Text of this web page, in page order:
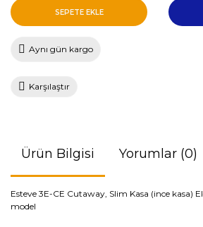
SEPETE EKLE
Aynı gün kargo
Karşılaştır
Ürün Bilgisi Yorumlar (0)
Esteve 3E-CE Cutaway, Slim Kasa (ince kasa)
model